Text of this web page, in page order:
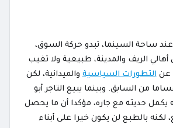
ساحة السينما، تبدو حركة السوق،
الريف والمدينة، طبيعية ولا تغيب
عنالتطورات السياسيةوالميدانية، لكن
من السابق. وبينما يبيع التاجر أبو
يكمل حديثه مع جاره، مؤكدا أن ما يحصل
لكنه بالطبع لن يكون خيرا على أبناء